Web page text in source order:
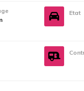
Etat